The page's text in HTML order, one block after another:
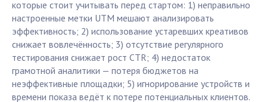
которые стоит учитывать перед стартом: 1) неправильно
настроенные метки UTM мешают анализировать
эффективность; 2) использование устаревших креативов
снижает вовлечённость; 3) отсутствие регулярного
тестирования снижает рост CTR; 4) недостаток
грамотной аналитики — потеря бюджетов на
неэффективные площадки; 5) игнорирование устройств и
времени показа ведёт к потере потенциальных клиентов.